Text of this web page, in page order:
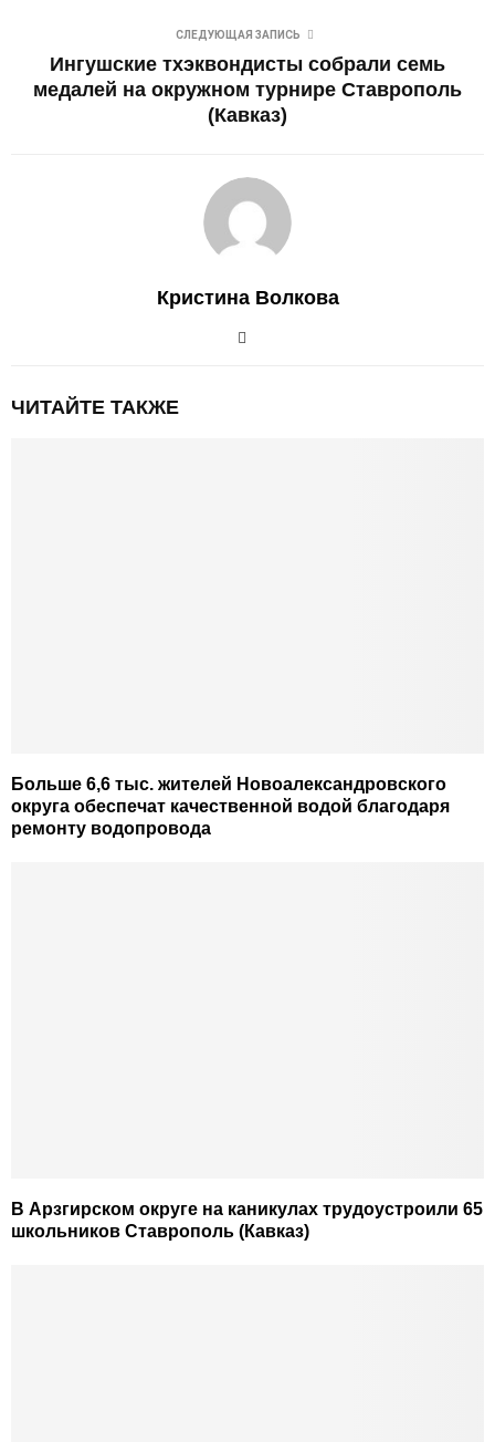
СЛЕДУЮЩАЯ ЗАПИСЬ
Ингушские тхэквондисты собрали семь
медалей на окружном турнире Ставрополь
(Кавказ)
Кристина Волкова
ЧИТАЙТЕ ТАКЖЕ
Больше 6,6 тыс. жителей Новоалександровского
округа обеспечат качественной водой благодаря
ремонту водопровода
В Арзгирском округе на каникулах трудоустроили 65
школьников Ставрополь (Кавказ)